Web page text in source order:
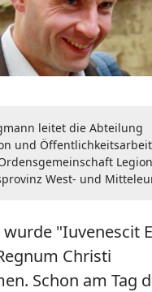
leitet die Abteilung
und
West- und
"Iuvenescit
Christi
Schon am Tag